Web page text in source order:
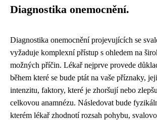
Diagnostika onemocnění.
Diagnostika onemocnění projevujících se
vyžaduje komplexní přístup s ohledem na
možných příčin. Lékař nejprve provede
během které se bude ptát na vaše příznaky,
intenzitu, faktory, které je zhoršují nebo
celkovou anamnézu. Následovat bude
kterém lékař zhodnotí rozsah pohybu,